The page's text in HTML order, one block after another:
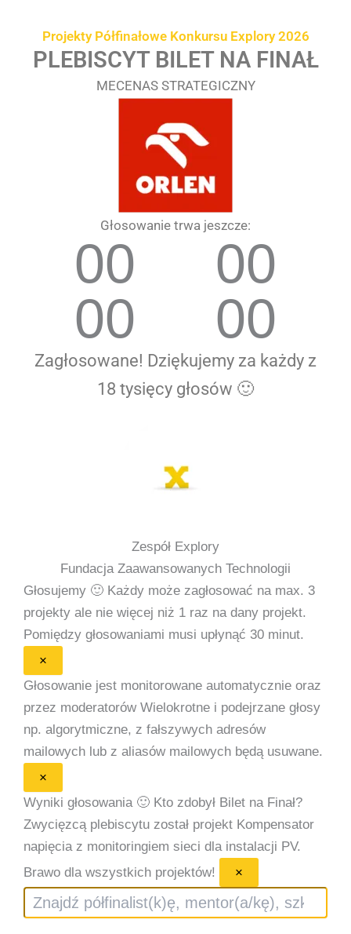
Projekty Półfinałowe Konkursu Explory 2026
PLEBISCYT BILET NA FINAŁ
MECENAS STRATEGICZNY
Głosowanie trwa jeszcze:
00
00
00
00
Zagłosowane! Dziękujemy za każdy z
18 tysięcy głosów 🙂
Zespół Explory
Fundacja Zaawansowanych Technologii
Głosujemy 🙂 Każdy może zagłosować na max. 3
projekty ale nie więcej niż 1 raz na dany projekt.
Pomiędzy głosowaniami musi upłynąć 30 minut.
×
Głosowanie jest monitorowane automatycznie oraz
przez moderatorów Wielokrotne i podejrzane głosy
np. algorytmiczne, z fałszywych adresów
mailowych lub z aliasów mailowych będą usuwane.
×
Wyniki głosowania 🙂 Kto zdobył Bilet na Finał?
Zwycięzcą plebiscytu został projekt Kompensator
napięcia z monitoringiem sieci dla instalacji PV.
Brawo dla wszystkich projektów!
×
Szukaj